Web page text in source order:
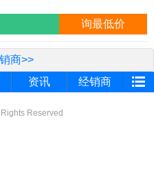
询最低价
商>>
资讯 经销商
Reserved